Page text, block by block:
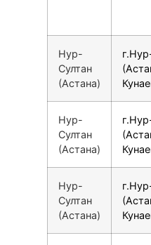
Нур-
Султан
(Астана)
Нур-
Султан
(Астана)
Нур-
Султан
(Астана)